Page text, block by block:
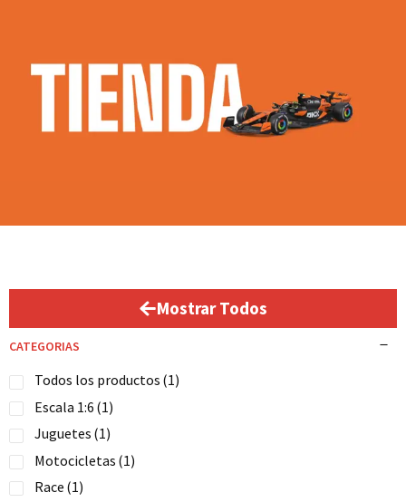
Mostrar Todos
CATEGORIAS
Todos los productos (1)
Escala 1:6 (1)
Juguetes (1)
Motocicletas (1)
Race (1)